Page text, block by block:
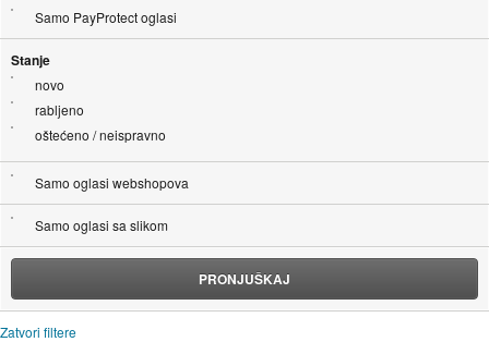
Samo PayProtect oglasi
Stanje
novo
rabljeno
oštećeno / neispravno
Samo oglasi webshopova
Samo oglasi sa slikom
PRONJUŠKAJ
Zatvori filtere